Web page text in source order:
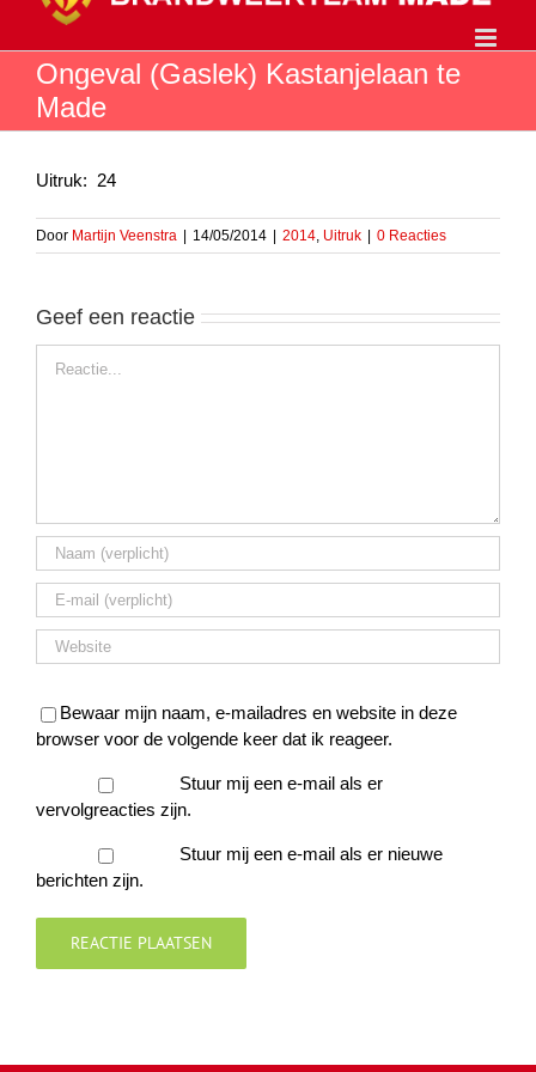
inhoudOngeval (Gaslek) Kastanjelaan te
Made
Uitruk: 24
Door Martijn Veenstra 14/05/2014 2014, Uitruk 0 Reacties
Geef een reactie
Bewaar mijn naam, e-mailadres en website in deze
browser voor de volgende keer dat ik reageer.
Stuur mij een e-mail als er
vervolgreacties zijn.
Stuur mij een e-mail als er nieuwe
berichten zijn.